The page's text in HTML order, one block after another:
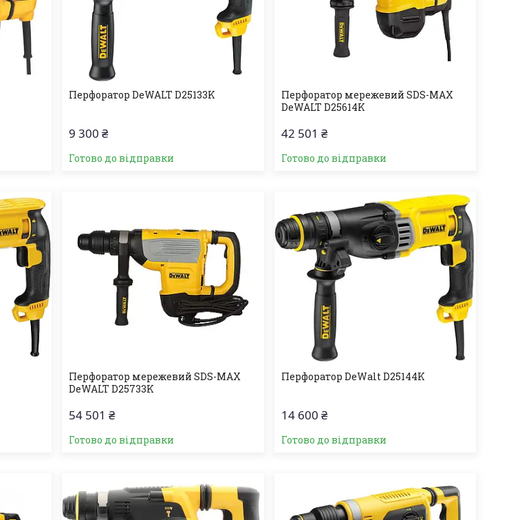
Перфоратор DeWALT D25133K
9 300 ₴
Готово до відправки
Перфоратор мережевий SDS-MAX
DeWALT D25614K
42 501 ₴
Готово до відправки
Перфоратор мережевий SDS-MAX
DeWALT D25733K
54 501 ₴
Готово до відправки
Перфоратор DeWalt D25144K
14 600 ₴
Готово до відправки